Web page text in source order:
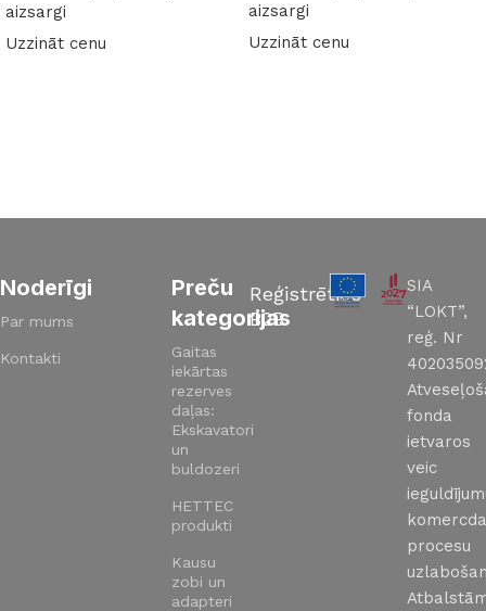
aizsargi
Uzzināt cenu
aizsargi
Uzzināt cenu
Noderīgi
Par mums
Kontakti
Preču
kategorijas
Gaitas
iekārtas
rezerves
daļas:
Ekskavatori
un
buldozeri
HETTEC
produkti
Kausu
zobi un
adapteri
Reģistrēties
B2B
SIA
“LOKT”,
reģ. Nr
fonda
ietvaros
veic
procesu